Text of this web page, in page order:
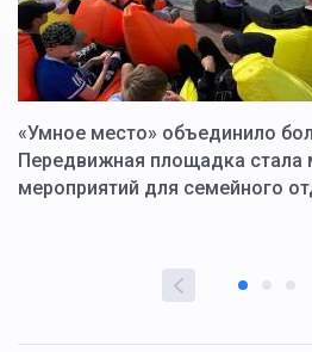
«Умное место» объединило
Передвижная площадка стала
мероприятий для семейного